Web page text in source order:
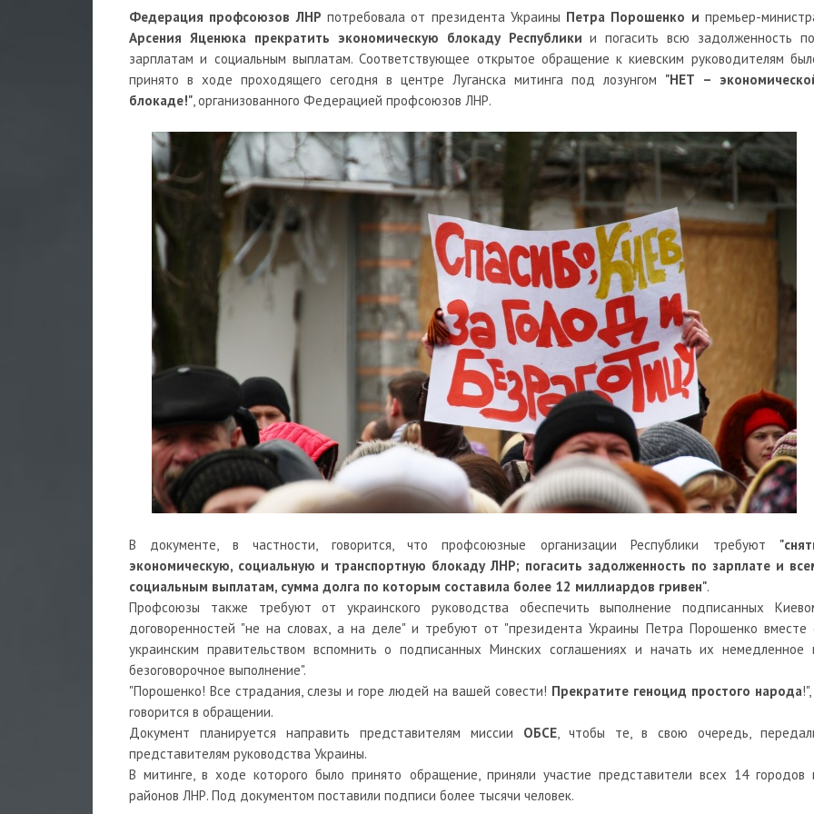
Федерация профсоюзов ЛНР потребовала от президента Украины Петра Порошенко ипремьер-
Арсения Яценюка прекратить экономическую блокаду Республики и погасить всю задолженность
зарплатам и социальным выплатам. Соответствующее открытое обращение к киевским руководителям
принято в ходе проходящего сегодня в центре Луганска митинга под лозунгом "НЕТ –
блокаде!", организованного Федерацией профсоюзов ЛНР.
В документе, в частности, говорится, что профсоюзные организации Республики требуют
экономическую, социальную и транспортную блокаду ЛНР; погасить задолженность по зарплате и
социальным выплатам, сумма долга по которым составила более 12 миллиардов гривен".
Профсоюзы также требуют от украинского руководства обеспечить выполнение подписанных
договоренностей "не на словах, а на деле" и требуют от "президента Украины Петра Порошенко вместе
украинским правительством вспомнить о подписанных Минских соглашениях и начать их немедленное
безоговорочное выполнение".
"Порошенко! Все страдания, слезы и горе людей на вашей совести! Прекратите геноцид простого народа
говорится в обращении.
Документ планируется направить представителям миссии ОБСЕ, чтобы те, в свою очередь,
представителям руководства Украины.
В митинге, в ходе которого было принято обращение, приняли участие представители всех 14 городов
районов ЛНР. Под документом поставили подписи более тысячи человек.